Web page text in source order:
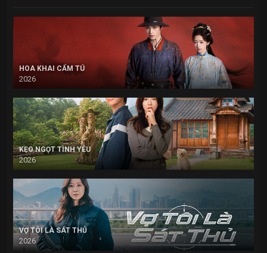
HOA KHAI CẨM TÚ
2026
KẸO NGỌT TÌNH YÊU
2026
VỢ TÔI LÀ SÁT THỦ
2026